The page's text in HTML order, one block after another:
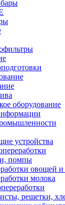
оборудование
устройства
помпы
овощей
молока
решетки,